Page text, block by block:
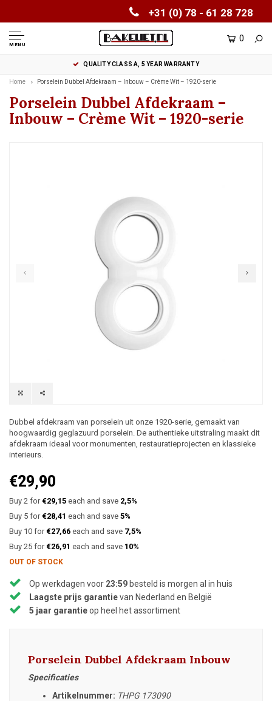
+31 (0) 78 - 61 28 728
MENU
0
QUALITY CLASS A, 5 YEAR WARRANTY
Home Porselein Dubbel Afdekraam – Inbouw – Crème Wit – 1920-serie
Porselein Dubbel Afdekraam –
Inbouw – Crème Wit – 1920-serie
Dubbel afdekraam van porselein uit onze 1920-serie, gemaakt van
hoogwaardig geglazuurd porselein. De authentieke uitstraling maakt dit
afdekraam ideaal voor monumenten, restauratieprojecten en klassieke
interieurs.
€29,90
Buy 2 for €29,15 each and save 2,5%
Buy 5 for €28,41 each and save 5%
Buy 10 for €27,66 each and save 7,5%
Buy 25 for €26,91 each and save 10%
OUT OF STOCK
Op werkdagen voor 23:59 besteld is morgen al in huis
Laagste prijs garantievan Nederland en België
5 jaar garantieop heel het assortiment
Porselein Dubbel Afdekraam Inbouw
Specificaties
Artikelnummer: THPG 173090